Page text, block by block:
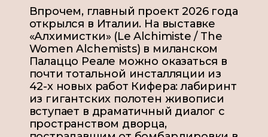
Впрочем, главный проект 2026 года
открылся в Италии. На выставке
«Алхимистки» (Le Alchimiste / The
Women Alchemists) в миланском
Палаццо Реале можно оказаться в
почти тотальной инсталляции из
42-х новых работ Кифера: лабиринт
из гигантских полотен живописи
вступает в драматичный диалог с
пространством дворца,